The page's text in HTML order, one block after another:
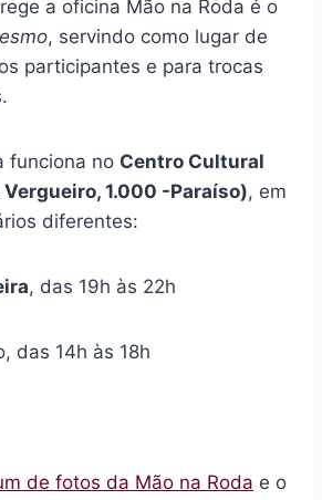
a oficina Mão na Roda é o
, servindo como lugar de
participantes e para trocas
funciona no Centro Cultural
Vergueiro, 1.000 -Paraíso), em
diferentes:
, das 19h às 22h
das 14h às 18h
de fotos da Mão na Roda e o